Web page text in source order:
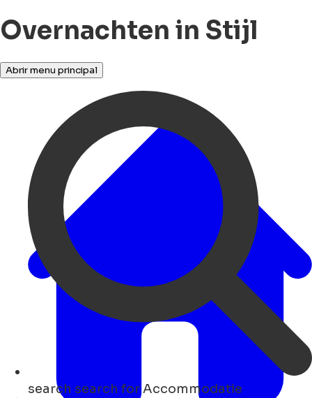
Overnachten in Stijl
Abrir menu principal
search search for Accommodatie